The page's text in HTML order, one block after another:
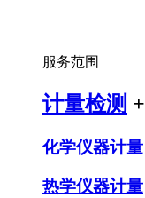
服务范围
计量检测 +
化学仪器计量
热学仪器计量